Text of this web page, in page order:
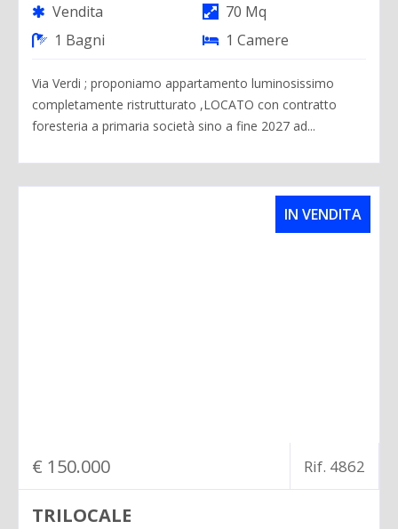
Vendita
70 Mq
1 Bagni
1 Camere
Via Verdi ; proponiamo appartamento luminosissimo
completamente ristrutturato ,LOCATO con contratto
foresteria a primaria società sino a fine 2027 ad...
IN VENDITA
€ 150.000 Rif. 4862
TRILOCALE